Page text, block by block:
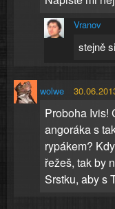
Vranov
stejně
wolwe
Proboha Ivis!
angoráka s
rypákem?
řežeš, tak by
Srstku, aby s